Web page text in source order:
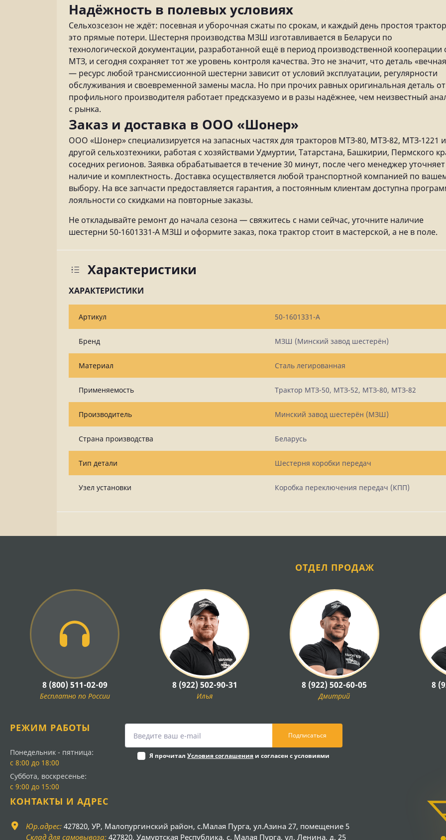
Надёжность в полевых условиях
Сельхозсезон не ждёт: посевная и уборочная сжаты по срокам, и каждый день простоя
это прямые потери. Шестерня производства МЗШ изготавливается в Беларуси по
технологической документации, разработанной ещё в период производственной кооперации
МТЗ, и сегодня сохраняет тот же уровень контроля качества. Это не значит, что деталь
— ресурс любой трансмиссионной шестерни зависит от условий эксплуатации, регулярности
обслуживания и своевременной замены масла. Но при прочих равных оригинальная деталь от
профильного производителя работает предсказуемо и в разы надёжнее, чем неизвестный
с рынка.
Заказ и доставка в ООО «Шонер»
ООО «Шонер» специализируется на запасных частях для тракторов МТЗ-80, МТЗ-82, МТЗ-1221 и
другой сельхозтехники, работая с хозяйствами Удмуртии, Татарстана, Башкирии, Пермского
соседних регионов. Заявка обрабатывается в течение 30 минут, после чего менеджер уточняет
наличие и комплектность. Доставка осуществляется любой транспортной компанией по
выбору. На все запчасти предоставляется гарантия, а постоянным клиентам доступна
лояльности со скидками на повторные заказы.
Не откладывайте ремонт до начала сезона — свяжитесь с нами сейчас, уточните наличие
шестерни 50-1601331-А МЗШ и оформите заказ, пока трактор стоит в мастерской, а не в поле.
Характеристики
ХАРАКТЕРИСТИКИ
Артикул 50-1601331-А
Бренд МЗШ (Минский завод шестерён)
Материал Сталь легированная
Применяемость Трактор МТЗ-50, МТЗ-52, МТЗ-80, МТЗ-82
Производитель Минский завод шестерён (МЗШ)
Страна производства Беларусь
Тип детали Шестерня коробки передач
Узел установки Коробка переключения передач (КПП)
ОТДЕЛ ПРОДАЖ
8 (800) 511-02-09
Бесплатно по России
8 (922) 502-90-31
Илья
8 (922) 502-60-05
Дмитрий
8
РЕЖИМ РАБОТЫ
Понедельник - пятница:
с 8:00 до 18:00
Суббота, воскресенье:
с 9:00 до 15:00
Подписаться
Я прочиталУсловия соглашения и согласен с условиями
КОНТАКТЫ И АДРЕС
Юр.адрес: 427820, УР, Малопургинский район, с.Малая Пурга, ул.Азина 27, помещение 5
Склад для самовывоза: 427820, Удмуртская Республика, с. Малая Пурга, ул. Ленина, д. 25